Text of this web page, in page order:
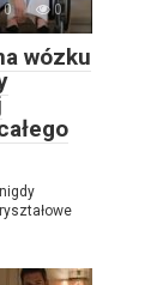
0 0
wózku